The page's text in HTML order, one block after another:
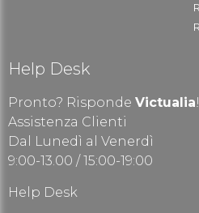
Help Desk
Pronto? Risponde Victualia!
Assistenza Clienti
Dal Lunedì al Venerdì
9:00-13.00 / 15:00-19:00
Help Desk